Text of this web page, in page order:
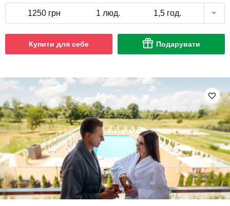
1250 грн 1 люд. 1,5 год.
Купити для себе Подарувати